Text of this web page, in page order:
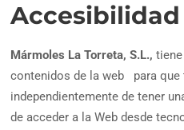
Accesibilidad
Mármoles La Torreta, S.L.,
contenidos de la web
para
independientemente de tener
de acceder a la Web desde